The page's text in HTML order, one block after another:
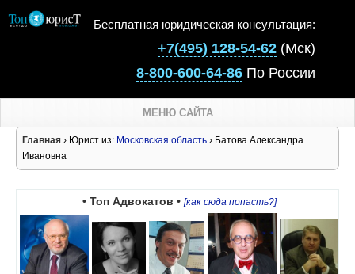
Бесплатная юридическая консультация:
+7(495) 128-54-62 (Мск)
8-800-600-64-86 По России
МЕНЮ САЙТА
Главная › Юрист из: Московская область › Батова Александра
Ивановна
• Топ Адвокатов • [как сюда попасть?]